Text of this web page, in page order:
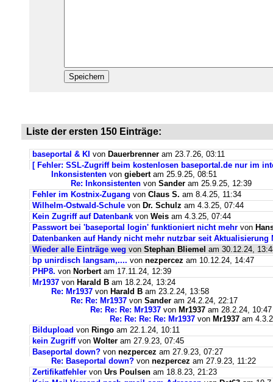
Liste der ersten 150 Einträge:
baseportal & KI von Dauerbrenner am 23.7.26, 03:11
[ Fehler: SSL-Zugriff beim kostenlosen baseportal.de nur im
Inkonsistenten von giebertam 25.9.25, 08:51
Re: Inkonsistenten von Sander am 25.9.25, 12:39
Fehler im Kostnix-Zugang von Claus S. am 8.4.25, 11:34
Wilhelm-Ostwald-Schule von Dr. Schulz am 4.3.25, 07:44
Kein Zugriff auf Datenbank von Weis am 4.3.25, 07:44
Passwort bei 'baseportal login' funktioniert nicht mehr von
Datenbanken auf Handy nicht mehr nutzbar seit Aktualisierung
Wieder alle Einträge weg von Stephan Bliemel am 30.12.24,
bp unirdisch langsam,.... von nezpercez am 10.12.24, 14:47
PHP8. von Norbertam 17.11.24, 12:39
Mr1937 von Harald B am 18.2.24, 13:24
Re: Mr1937 von Harald B am 23.2.24, 13:58
Re: Re: Mr1937 von Sander am 24.2.24, 22:17
Re: Re: Re: Mr1937 von Mr1937 am 28.2.24, 10:47
Re: Re: Re: Re: Mr1937 von Mr1937 am
Bildupload von Ringo am 22.1.24, 10:11
kein Zugriffvon Wolter am 27.9.23, 07:45
Baseportal down? von nezpercez am 27.9.23, 07:27
Re: Baseportal down? von nezpercez am 27.9.23, 11:22
Zertifikatfehler von Urs Poulsen am 18.8.23, 21:23